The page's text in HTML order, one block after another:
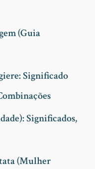
(Guia
Significado
Significados,
(Mulher